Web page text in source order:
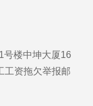
号楼中坤大厦16
工资拖欠举报邮